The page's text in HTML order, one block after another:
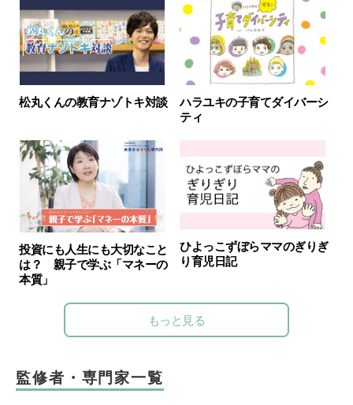
松丸くんの教育ナゾトキ対談
ハラユキの子育てダイバーシ
ティ
投資にも人生にも大切なこと
は？ 親子で学ぶ「マネーの
本質」
ひよっこずぼらママのぎりぎ
り育児日記
もっと見る
監修者・専門家一覧